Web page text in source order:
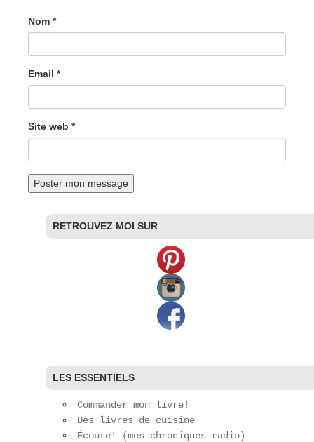
Nom *
Email *
Site web *
RETROUVEZ MOI SUR
LES ESSENTIELS
Commander mon livre!
Des livres de cuisine
Écoute! (mes chroniques radio)